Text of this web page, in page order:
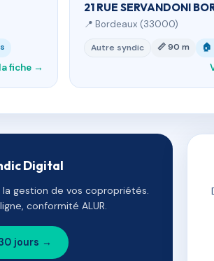
fiche →
21 RUE SERVANDONI
📍 Bordeaux (33000)
Autre syndic 📏 90 m
Digital
gestion de vos copropriétés.
conformité ALUR.
jours →